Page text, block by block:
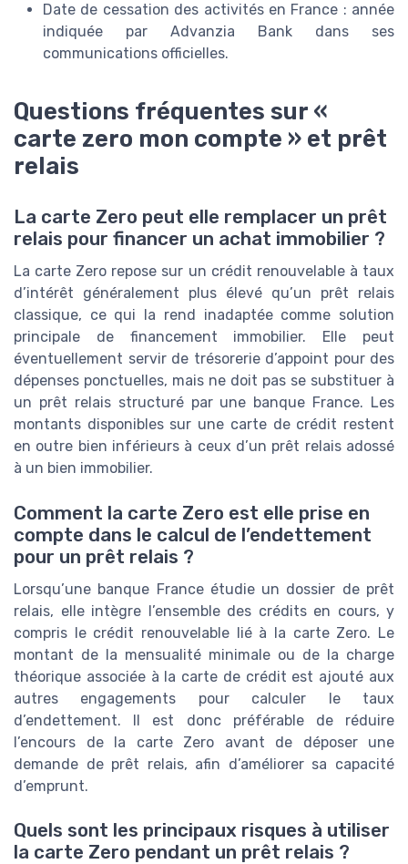
Date de cessation des activités en France : année
indiquée par Advanzia Bank dans ses
communications officielles.
Questions fréquentes sur «
carte zero mon compte » et prêt
relais
La carte Zero peut elle remplacer un prêt
relais pour financer un achat immobilier ?
La carte Zero repose sur un crédit renouvelable à taux
d’intérêt généralement plus élevé qu’un prêt relais
classique, ce qui la rend inadaptée comme solution
principale de financement immobilier. Elle peut
éventuellement servir de trésorerie d’appoint pour des
dépenses ponctuelles, mais ne doit pas se substituer à
un prêt relais structuré par une banque France. Les
montants disponibles sur une carte de crédit restent
en outre bien inférieurs à ceux d’un prêt relais adossé
à un bien immobilier.
Comment la carte Zero est elle prise en
compte dans le calcul de l’endettement
pour un prêt relais ?
Lorsqu’une banque France étudie un dossier de prêt
relais, elle intègre l’ensemble des crédits en cours, y
compris le crédit renouvelable lié à la carte Zero. Le
montant de la mensualité minimale ou de la charge
théorique associée à la carte de crédit est ajouté aux
autres engagements pour calculer le taux
d’endettement. Il est donc préférable de réduire
l’encours de la carte Zero avant de déposer une
demande de prêt relais, afin d’améliorer sa capacité
d’emprunt.
Quels sont les principaux risques à utiliser
la carte Zero pendant un prêt relais ?